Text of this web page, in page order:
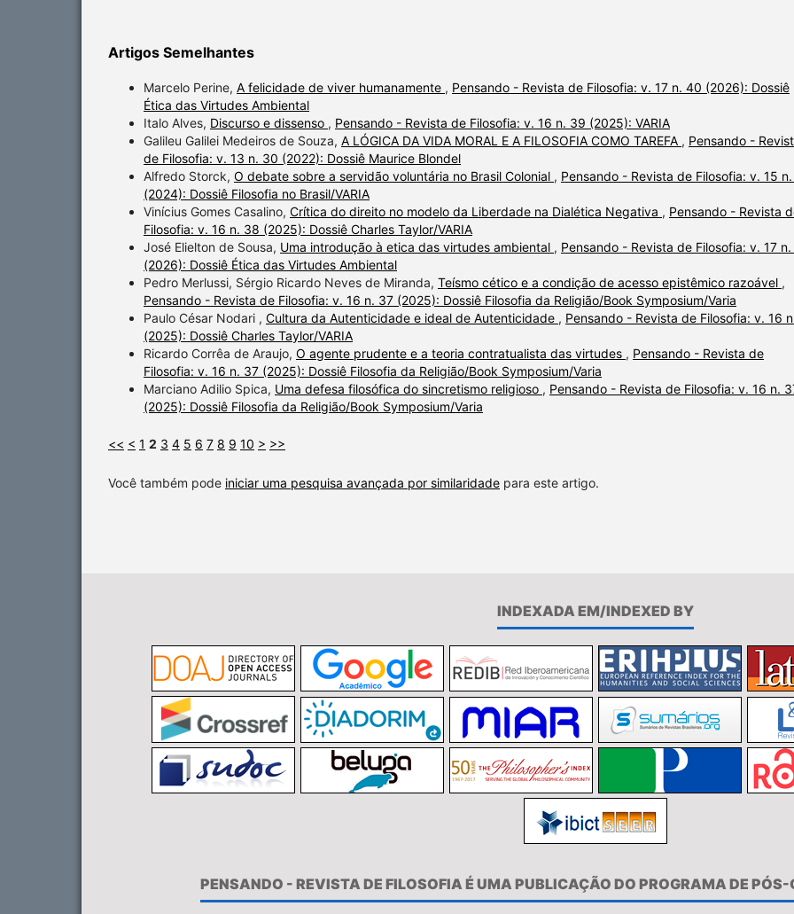
Artigos Semelhantes
Marcelo Perine, A felicidade de viver humanamente , Pensando - Revista de Filosofia: v. 17 n. 40 (2026): Dossiê
Ética das Virtudes Ambiental
Italo Alves, Discurso e dissenso , Pensando - Revista de Filosofia: v. 16 n. 39 (2025): VARIA
Galileu Galilei Medeiros de Souza, A LÓGICA DA VIDA MORAL E A FILOSOFIA COMO TAREFA , Pensando -
de Filosofia: v. 13 n. 30 (2022): Dossiê Maurice Blondel
Alfredo Storck, O debate sobre a servidão voluntária no Brasil Colonial , Pensando - Revista de Filosofia: v. 15
(2024): Dossiê Filosofia no Brasil/VARIA
Vinícius Gomes Casalino, Crítica do direito no modelo da Liberdade na Dialética Negativa , Pensando - Revista
Filosofia: v. 16 n. 38 (2025): Dossiê Charles Taylor/VARIA
José Elielton de Sousa, Uma introdução à etica das virtudes ambiental , Pensando - Revista de Filosofia: v. 17
(2026): Dossiê Ética das Virtudes Ambiental
Pedro Merlussi, Sérgio Ricardo Neves de Miranda, Teísmo cético e a condição de acesso epistêmico razoável ,
Pensando - Revista de Filosofia: v. 16 n. 37 (2025): Dossiê Filosofia da Religião/Book Symposium/Varia
Paulo César Nodari , Cultura da Autenticidade e ideal de Autenticidade , Pensando - Revista de Filosofia: v. 16
(2025): Dossiê Charles Taylor/VARIA
Ricardo Corrêa de Araujo, O agente prudente e a teoria contratualista das virtudes , Pensando - Revista de
Filosofia: v. 16 n. 37 (2025): Dossiê Filosofia da Religião/Book Symposium/Varia
Marciano Adilio Spica, Uma defesa filosófica do sincretismo religioso , Pensando - Revista de Filosofia: v. 16 n.
(2025): Dossiê Filosofia da Religião/Book Symposium/Varia
<< < 1 2 3 4 5 6 7 8 9 10 > >>
Você também pode iniciar uma pesquisa avançada por similaridade para este artigo.
INDEXADA EM/INDEXED BY
PENSANDO - REVISTA DE FILOSOFIA É UMA PUBLICAÇÃO DO PROGRAMA DE